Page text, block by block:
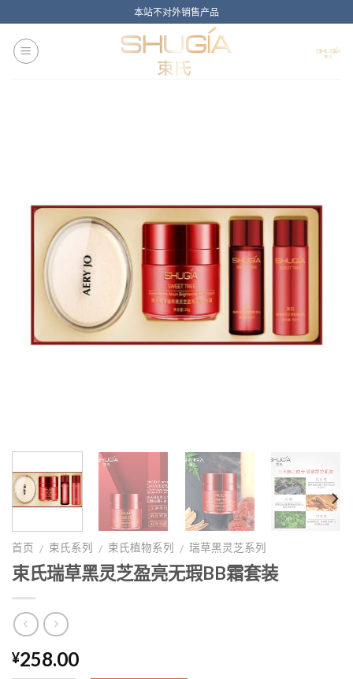
content
本站不对外销售产品
首页 / 束氏系列 / 束氏植物系列 / 瑞草黑灵芝系列
束氏瑞草黑灵芝盈亮无瑕BB霜套装
¥258.00